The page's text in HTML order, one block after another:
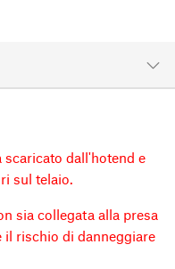
dall'hotend e
sul telaio.
sia collegata alla presa
rischio di danneggiare